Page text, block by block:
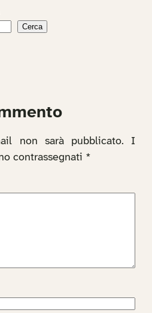
Cerca
non sarà pubblicato.
I
contrassegnati *